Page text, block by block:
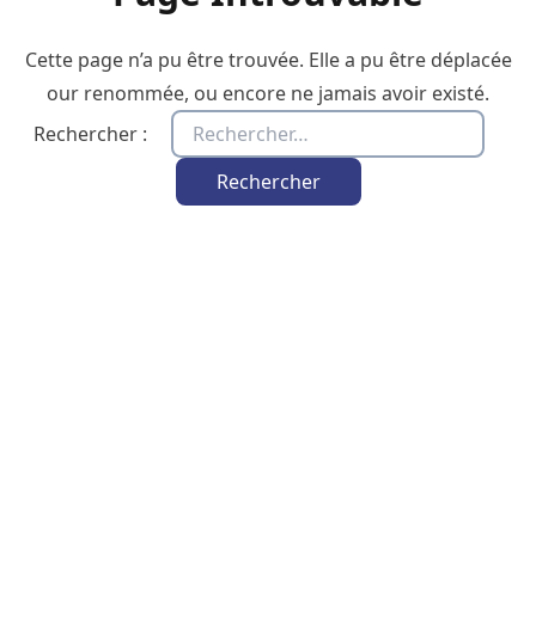
Cette page n’a pu être trouvée. Elle a pu être déplacée
our renommée, ou encore ne jamais avoir existé.
Rechercher :